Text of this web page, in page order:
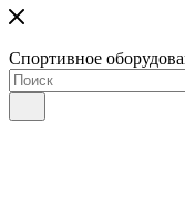
Спортивное